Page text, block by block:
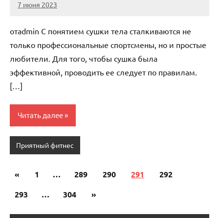
7 июня 2023
scuralets_ru
Нет
отadmin С понятием сушки тела сталкиваются не
только профессиональные спортсмены, но и простые
любители. Для того, чтобы сушка была
эффективной, проводить ее следует по правилам.
[…]
Читать далее
Приятный фитнес
записей
« Предыдущие
1 … 289 290 291
292
293
… 304
Следующие
»